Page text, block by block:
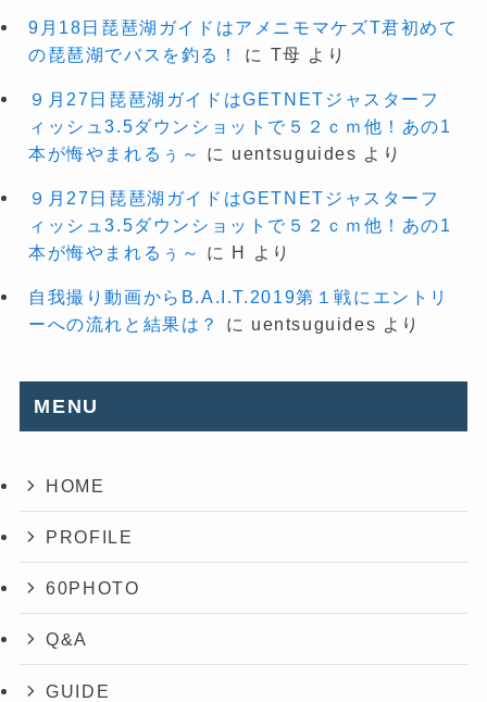
9月18日琵琶湖ガイドはアメニモマケズT君初めて
の琵琶湖でバスを釣る！
に T母 より
９月27日琵琶湖ガイドはGETNETジャスターフ
ィッシュ3.5ダウンショットで５２ｃｍ他！あの1
本が悔やまれるぅ～
に uentsuguides より
９月27日琵琶湖ガイドはGETNETジャスターフ
ィッシュ3.5ダウンショットで５２ｃｍ他！あの1
本が悔やまれるぅ～
に H より
自我撮り動画からB.A.I.T.2019第１戦にエントリ
ーへの流れと結果は？
に uentsuguides より
MENU
HOME
PROFILE
60PHOTO
Q&A
GUIDE